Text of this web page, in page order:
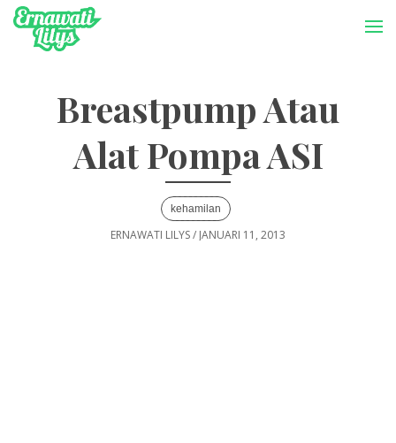
-->
Breastpump Atau
Alat Pompa ASI
kehamilan
ERNAWATI LILYS/ JANUARI 11, 2013